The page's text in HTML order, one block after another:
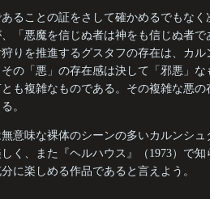
ることの証をさして確かめるでもな
、「悪魔を信じぬ者は神をも信じぬ者
りを推進するグスタフの存在は、カ
の「悪」の存在感は決して「邪悪」
とも複雑なものである。その複雑な悪
。
意味な裸体のシーンの多いカルンシ
く、また『ヘルハウス』（1973）で
に楽しめる作品であると言えよう。